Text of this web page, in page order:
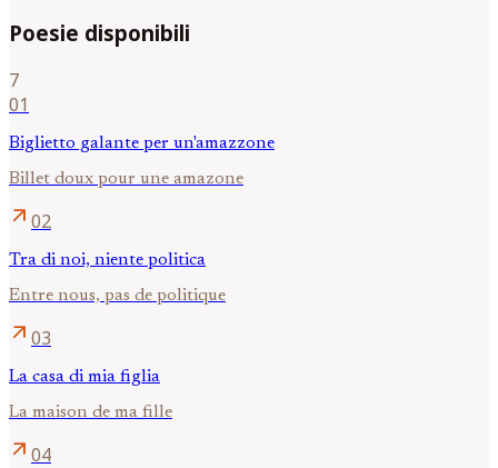
Poesie disponibili
7
01
Biglietto galante per un'amazzone
Billet doux pour une amazone
arrow_outward 02
Tra di noi, niente politica
Entre nous, pas de politique
arrow_outward 03
La casa di mia figlia
La maison de ma fille
arrow_outward 04